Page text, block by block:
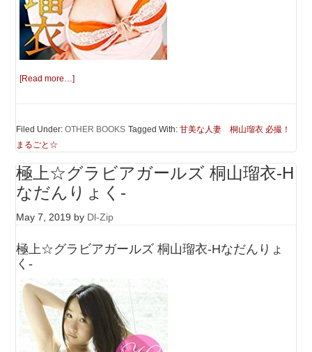
[Read more…]
Filed Under:OTHER BOOKS Tagged With:甘美な人妻 桐山瑠衣 必撮！
まるごと☆
極上☆グラビアガールズ 桐山瑠衣-H
なだんりょく-
May 7, 2019 by Dl-Zip
極上☆グラビアガールズ 桐山瑠衣-Hなだんりょ
く-